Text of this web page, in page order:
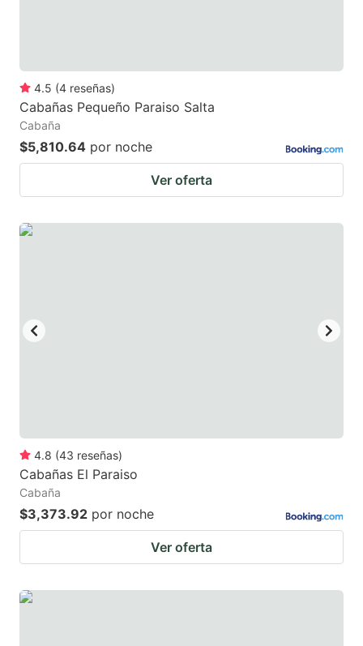
for
changing
4.5 (4 reseñas)
Cabañas Pequeño Paraiso Salta
Cabaña
$5,810.64 por noche
Ver oferta
4.8 (43 reseñas)
Cabañas El Paraiso
Cabaña
$3,373.92 por noche
Ver oferta